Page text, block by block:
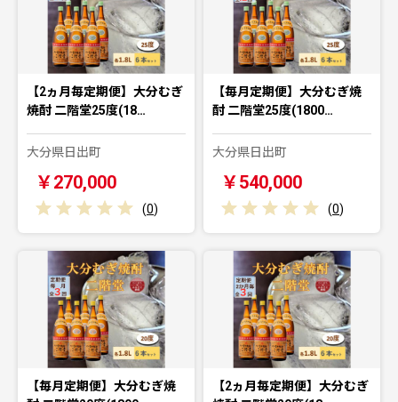
【2ヵ月毎定期便】大分むぎ
焼酎 二階堂25度(18…
大分県日出町
￥270,000
(0)
【毎月定期便】大分むぎ焼
酎 二階堂25度(1800…
大分県日出町
￥540,000
(0)
【毎月定期便】大分むぎ焼
【2ヵ月毎定期便】大分むぎ